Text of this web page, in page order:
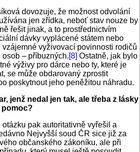
dovozuje, že možnost odvolání
jen zřídka, neboť stav nouze by
řešit jinak, a to prostřednictvím
dávky vyplácené státem nebo
vyživovací povinnosti rodičů
– příbuzných.[8] Ostatně, jak bylo
výživy pro dárce nebo ty, které je
se může obdarovaný zprostit
poskytnout jeho peněžitou náhradu.
jenž nedal jen tak, ale třeba z lásky
pomoc?
pak autoritativně vyřešil a
Nejvyšší soud ČR sice již za
občanského zákoníku, ale při